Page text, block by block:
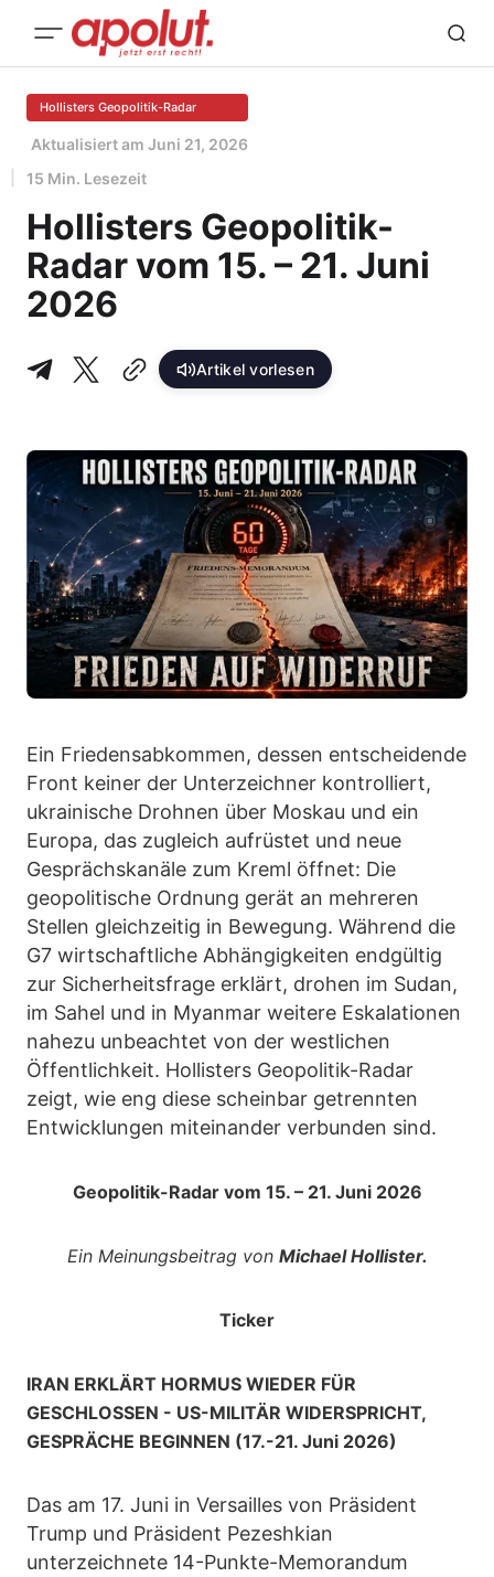
Hollisters Geopolitik-Radar
Aktualisiert am Juni 21, 2026
15 Min. Lesezeit
Hollisters Geopolitik-
Radar vom 15. – 21. Juni
2026
Artikel vorlesen
Ein Friedensabkommen, dessen entscheidende
Front keiner der Unterzeichner kontrolliert,
ukrainische Drohnen über Moskau und ein
Europa, das zugleich aufrüstet und neue
Gesprächskanäle zum Kreml öffnet: Die
geopolitische Ordnung gerät an mehreren
Stellen gleichzeitig in Bewegung. Während die
G7 wirtschaftliche Abhängigkeiten endgültig
zur Sicherheitsfrage erklärt, drohen im Sudan,
im Sahel und in Myanmar weitere Eskalationen
nahezu unbeachtet von der westlichen
Öffentlichkeit. Hollisters Geopolitik-Radar
zeigt, wie eng diese scheinbar getrennten
Entwicklungen miteinander verbunden sind.
Geopolitik-Radar vom 15. – 21. Juni 2026
Ein Meinungsbeitrag von Michael Hollister.
Ticker
IRAN ERKLÄRT HORMUS WIEDER FÜR
GESCHLOSSEN - US-MILITÄR WIDERSPRICHT,
GESPRÄCHE BEGINNEN (17.-21. Juni 2026)
Das am 17. Juni in Versailles von Präsident
Trump und Präsident Pezeshkian
unterzeichnete 14-Punkte-Memorandum